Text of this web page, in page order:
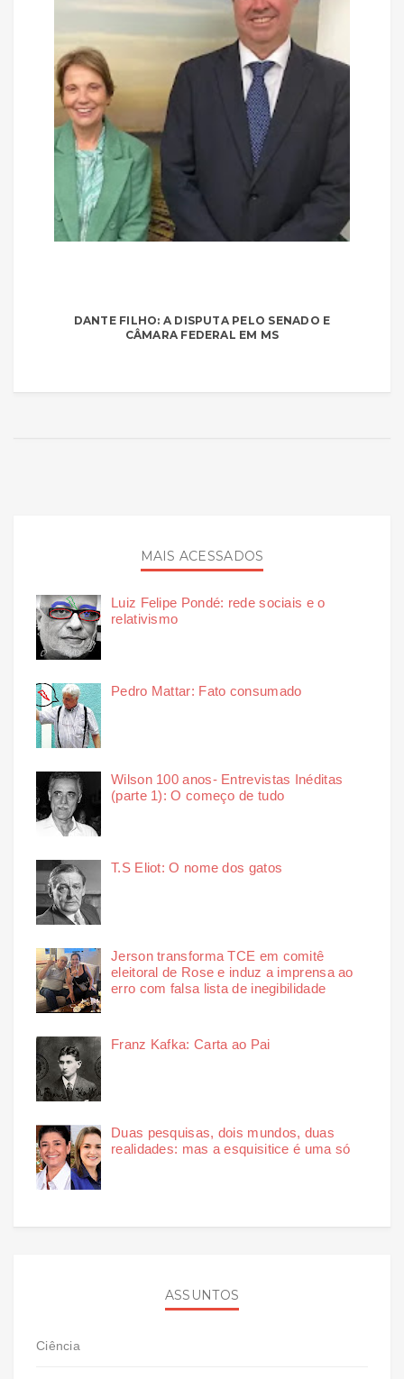
DANTE FILHO: A DISPUTA PELO SENADO E
CÂMARA FEDERAL EM MS
MAIS ACESSADOS
Luiz Felipe Pondé: rede sociais e o
relativismo
Pedro Mattar: Fato consumado
Wilson 100 anos- Entrevistas Inéditas
(parte 1): O começo de tudo
T.S Eliot: O nome dos gatos
Jerson transforma TCE em comitê
eleitoral de Rose e induz a imprensa ao
erro com falsa lista de inegibilidade
Franz Kafka: Carta ao Pai
Duas pesquisas, dois mundos, duas
realidades: mas a esquisitice é uma só
ASSUNTOS
Ciência